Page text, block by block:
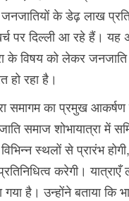
के डेढ़ लाख
पर दिल्ली आ रहे हैं। यह
के विषय को लेकर जनजाति
हो रहा है।
समागम का प्रमुख
समाज शोभायात्रा में
विभिन्न स्थलों से प्रारंभ
करेगी।
है। उन्होंने बताया कि